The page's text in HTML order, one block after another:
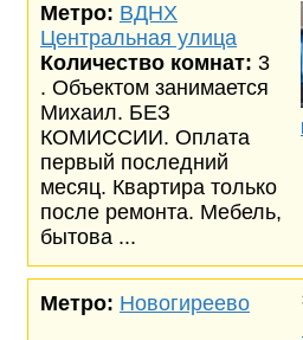
Метро: ВДНХ
Центральная улица
Количество комнат: 3
. Объектом занимается
Михаил. БЕЗ
КОМИССИИ. Оплата
первый последний
месяц. Квартира только
после ремонта. Мебель,
бытова ...
Метро: Новогиреево